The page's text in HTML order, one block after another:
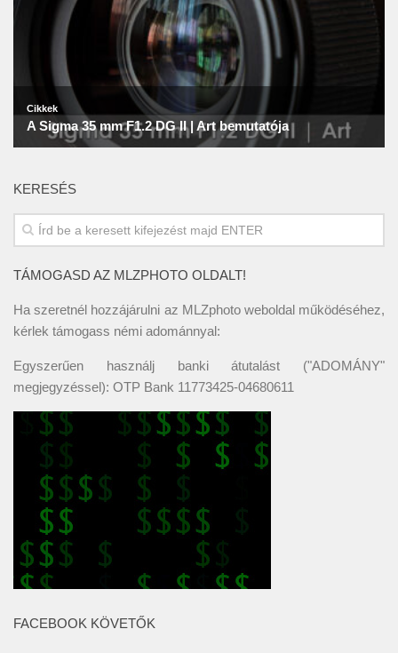
KERESÉS
TÁMOGASD AZ MLZPHOTO OLDALT!
Ha szeretnél hozzájárulni az MLZphoto weboldal működéséhez,
kérlek támogass némi adománnyal:
Egyszerűen használj banki átutalást ("ADOMÁNY"
megjegyzéssel): OTP Bank 11773425-04680611
FACEBOOK KÖVETŐK